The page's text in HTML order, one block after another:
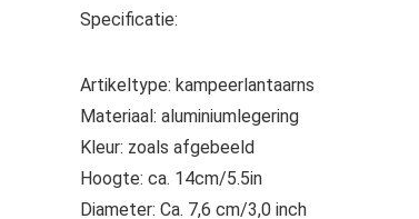
Specificatie:
Artikeltype: kampeerlantaarns
Materiaal: aluminiumlegering
Kleur: zoals afgebeeld
Hoogte: ca. 14cm/5.5in
Diameter: Ca. 7,6 cm/3,0 inch